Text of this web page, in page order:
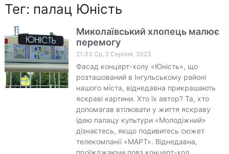
Тег: палац Юність
Миколаївський хлопець малює
перемогу
21:33 Ср, 2 Серпня, 2023
Фасад концерт-холу «Юність», що
розташований в Інгульському районі
нашого міста, віднедавна прикрашають
яскраві картини. Хто їх автор? Та, хто
допомагав втілювати у життя яскраву
ідею палацу культури «Молодіжний»
дізнаєтесь, якщо подивитесь сюжет
телекомпанії «МАРТ». Віднедавна,
проїжджаючи повз концерт-хол